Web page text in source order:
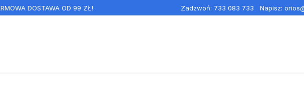
DOSTAWA OD 99 ZŁ! Zadzwoń: 733 083 733 Napisz: